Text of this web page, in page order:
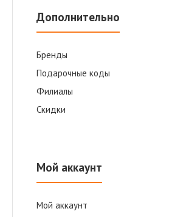
Дополнительно
Бренды
Подарочные коды
Филиалы
Скидки
Мой аккаунт
Мой аккаунт